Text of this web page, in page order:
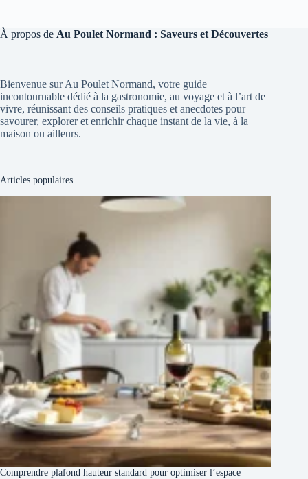
À propos de Au Poulet Normand : Saveurs et Découvertes
Bienvenue sur Au Poulet Normand, votre guide
incontournable dédié à la gastronomie, au voyage et à l’art de
vivre, réunissant des conseils pratiques et anecdotes pour
savourer, explorer et enrichir chaque instant de la vie, à la
maison ou ailleurs.
Articles populaires
Comprendre plafond hauteur standard pour optimiser l’espace